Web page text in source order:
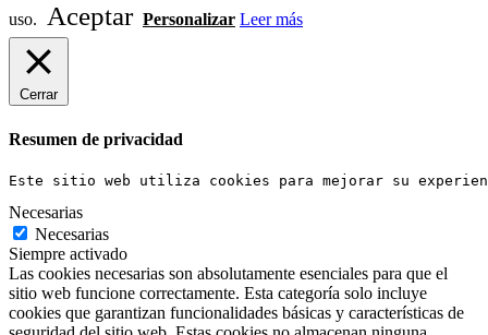
uso.
Aceptar Personalizar Leer más
Cerrar
Resumen de privacidad
Este sitio web utiliza cookies para mejorar su
Necesarias
Necesarias
Siempre activado
Las cookies necesarias son absolutamente esenciales para que el
sitio web funcione correctamente. Esta categoría solo incluye
cookies que garantizan funcionalidades básicas y características de